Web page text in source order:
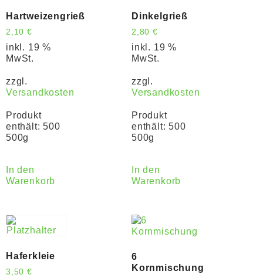
Hartweizengrieß
2,10 €
inkl. 19 %
MwSt.
zzgl.
Versandkosten
Produkt
enthält: 500
500g
In den
Warenkorb
Dinkelgrieß
2,80 €
inkl. 19 %
MwSt.
zzgl.
Versandkosten
Produkt
enthält: 500
500g
In den
Warenkorb
Haferkleie
3,50 €
6
Kornmischung